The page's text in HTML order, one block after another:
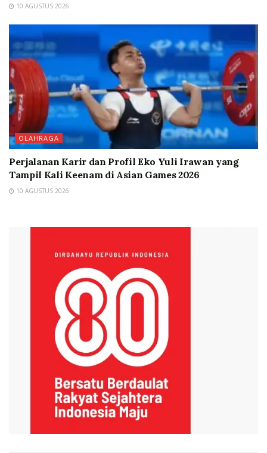
10 AGUSTUS 2026
OLAHRAGA
Perjalanan Karir dan Profil Eko Yuli Irawan yang
Tampil Kali Keenam di Asian Games 2026
10 AGUSTUS 2026